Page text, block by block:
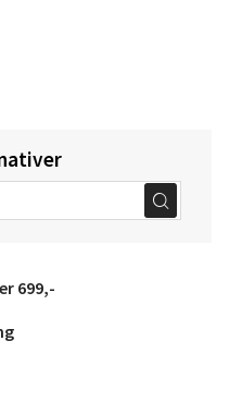
699,-
Velg
Malmporten